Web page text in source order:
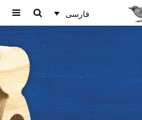
فارسی